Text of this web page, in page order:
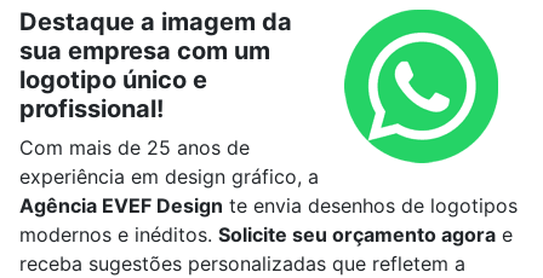
Destaque a imagem da
sua empresa com um
logotipo único e
profissional!
Com mais de 25 anos de
experiência em design gráfico, a
Agência EVEF Design te envia desenhos de logotipos
modernos e inéditos. Solicite seu orçamento agora e
receba sugestões personalizadas que refletem a